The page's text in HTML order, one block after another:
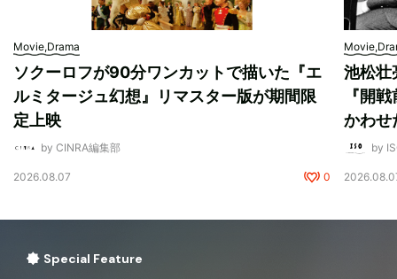
Movie,Drama
ソクーロフが90分ワンカットで描いた『エ
ルミタージュ幻想』リマスター版が期間限
定上映
by CINRA編集部
2026.08.07 0
池松壮
『開
かわせ
by
Special Feature